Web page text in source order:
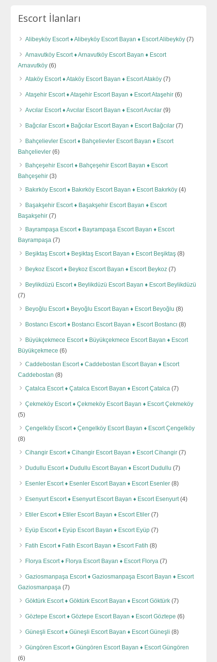
Escort İlanları
Alibeyköy Escort ♦️ Alibeyköy Escort Bayan ♦️ Escort Alibeyköy (7)
Arnavutköy Escort ♦️ Arnavutköy Escort Bayan ♦️ Escort
Arnavutköy (6)
Ataköy Escort ♦️ Ataköy Escort Bayan ♦️ Escort Ataköy (7)
Ataşehir Escort ♦️ Ataşehir Escort Bayan ♦️ Escort Ataşehir (6)
Avcılar Escort ♦️ Avcılar Escort Bayan ♦️ Escort Avcılar (9)
Bağcılar Escort ♦️ Bağcılar Escort Bayan ♦️ Escort Bağcılar (7)
Bahçelievler Escort ♦️ Bahçelievler Escort Bayan ♦️ Escort
Bahçelievler (6)
Bahçeşehir Escort ♦️ Bahçeşehir Escort Bayan ♦️ Escort
Bahçeşehir (3)
Bakırköy Escort ♦️ Bakırköy Escort Bayan ♦️ Escort Bakırköy (4)
Başakşehir Escort ♦️ Başakşehir Escort Bayan ♦️ Escort
Başakşehir (7)
Bayrampaşa Escort ♦️ Bayrampaşa Escort Bayan ♦️ Escort
Bayrampaşa (7)
Beşiktaş Escort ♦️ Beşiktaş Escort Bayan ♦️ Escort Beşiktaş (8)
Beykoz Escort ♦️ Beykoz Escort Bayan ♦️ Escort Beykoz (7)
Beylikdüzü Escort ♦️ Beylikdüzü Escort Bayan ♦️ Escort Beylikdüzü
(7)
Beyoğlu Escort ♦️ Beyoğlu Escort Bayan ♦️ Escort Beyoğlu (8)
Bostancı Escort ♦️ Bostancı Escort Bayan ♦️ Escort Bostancı (8)
Büyükçekmece Escort ♦️ Büyükçekmece Escort Bayan ♦️ Escort
Büyükçekmece (6)
Caddebostan Escort ♦️ Caddebostan Escort Bayan ♦️ Escort
Caddebostan (8)
Çatalca Escort ♦️ Çatalca Escort Bayan ♦️ Escort Çatalca (7)
Çekmeköy Escort ♦️ Çekmeköy Escort Bayan ♦️ Escort Çekmeköy
(5)
Çengelköy Escort ♦️ Çengelköy Escort Bayan ♦️ Escort Çengelköy
(8)
Cihangir Escort ♦️ Cihangir Escort Bayan ♦️ Escort Cihangir (7)
Dudullu Escort ♦️ Dudullu Escort Bayan ♦️ Escort Dudullu (7)
Esenler Escort ♦️ Esenler Escort Bayan ♦️ Escort Esenler (8)
Esenyurt Escort ♦️ Esenyurt Escort Bayan ♦️ Escort Esenyurt (4)
Etiler Escort ♦️ Etiler Escort Bayan ♦️ Escort Etiler (7)
Eyüp Escort ♦️ Eyüp Escort Bayan ♦️ Escort Eyüp (7)
Fatih Escort ♦️ Fatih Escort Bayan ♦️ Escort Fatih (8)
Florya Escort ♦️ Florya Escort Bayan ♦️ Escort Florya (7)
Gaziosmanpaşa Escort ♦️ Gaziosmanpaşa Escort Bayan ♦️ Escort
Gaziosmanpaşa (7)
Göktürk Escort ♦️ Göktürk Escort Bayan ♦️ Escort Göktürk (7)
Göztepe Escort ♦️ Göztepe Escort Bayan ♦️ Escort Göztepe (6)
Güneşli Escort ♦️ Güneşli Escort Bayan ♦️ Escort Güneşli (8)
Güngören Escort ♦️ Güngören Escort Bayan ♦️ Escort Güngören
(6)